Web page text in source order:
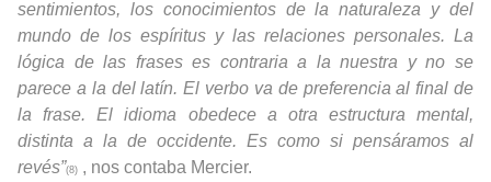
sentimientos, los conocimientos de la naturaleza y del
mundo de los espíritus y las relaciones personales. La
lógica de las frases es contraria a la nuestra y no se
parece a la del latín. El verbo va de preferencia al final de
la frase. El idioma obedece a otra estructura mental,
distinta a la de occidente. Es como si pensáramos al
revés”(8) , nos contaba Mercier.